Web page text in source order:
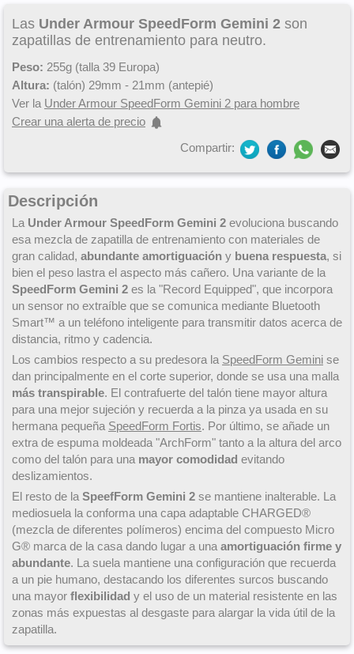
Las Under Armour SpeedForm Gemini 2 son
zapatillas de entrenamiento para neutro.
Peso: 255g (talla 39 Europa)
Altura: (talón) 29mm - 21mm (antepié)
Ver la Under Armour SpeedForm Gemini 2 para hombre
Crear una alerta de precio
Compartir:
Descripción
La Under Armour SpeedForm Gemini 2 evoluciona buscando
esa mezcla de zapatilla de entrenamiento con materiales de
gran calidad, abundante amortiguación y buena respuesta, si
bien el peso lastra el aspecto más cañero. Una variante de la
SpeedForm Gemini 2 es la "Record Equipped", que incorpora
un sensor no extraíble que se comunica mediante Bluetooth
Smart™ a un teléfono inteligente para transmitir datos acerca de
distancia, ritmo y cadencia.
Los cambios respecto a su predesora la SpeedForm Gemini se
dan principalmente en el corte superior, donde se usa una malla
más transpirable. El contrafuerte del talón tiene mayor altura
para una mejor sujeción y recuerda a la pinza ya usada en su
hermana pequeña SpeedForm Fortis. Por último, se añade un
extra de espuma moldeada "ArchForm" tanto a la altura del arco
como del talón para una mayor comodidad evitando
deslizamientos.
El resto de la SpeefForm Gemini 2 se mantiene inalterable. La
mediosuela la conforma una capa adaptable CHARGED®
(mezcla de diferentes polímeros) encima del compuesto Micro
G® marca de la casa dando lugar a una amortiguación firme y
abundante. La suela mantiene una configuración que recuerda
a un pie humano, destacando los diferentes surcos buscando
una mayor flexibilidad y el uso de un material resistente en las
zonas más expuestas al desgaste para alargar la vida útil de la
zapatilla.